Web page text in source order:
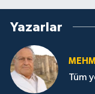
Yazarlar
Tüm